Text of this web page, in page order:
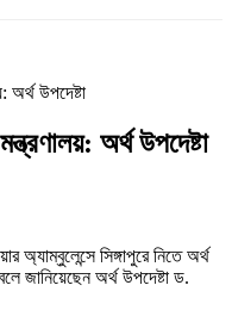
অর্থ উপদেষ্টা
অর্থ উপদেষ্টা
অ্যাম্বুলেন্সে সিঙ্গাপুরে নিতে অর্থ
জানিয়েছেন অর্থ উপদেষ্টা ড.